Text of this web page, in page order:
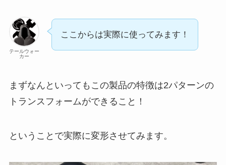
テールウォー
カー
ここからは実際に使ってみます！
まずなんといってもこの製品の特徴は2パターンの
トランスフォームができること！
ということで実際に変形させてみます。